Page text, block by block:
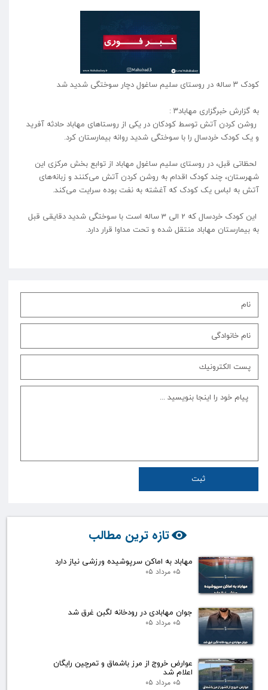
کودک ۳ ساله در روستای سلیم ساغول دچار سوختگی شدید شد
به گزارش خبرگزاری مهاباد۳ :
روشن کردن آتش توسط کودکان در یکی از روستاهای مهاباد حادثه آفرید
و یک کودک خردسال را با سوختگی شدید روانه بیمارستان کرد.
لحظاتی قبل، در روستای سلیم ساغول مهاباد از توابع بخش مرکزی این
شهرستان، چند کودک اقدام به روشن کردن آتش می‌کنند و زبانه‌های
آتش به لباس یک کودک که آغشته به نفت بوده سرایت می‌کند.
این کودک خردسال که 2 الی 3 ساله است با سوختگی شدید دقایقی قبل
به بیمارستان مهاباد منتقل شده و تحت مداوا قرار دارد.
تازه ترین مطالب
مهاباد به اماکن سرپوشیده ورزشی نیاز دارد
۰۵ مرداد ۰۵
جوان مهابادی در رودخانه لگبن غرق شد
۰۵ مرداد ۰۵
عوارض خروج از مرز باشماق و تمرچین رایگان
اعلام شد
۰۵ مرداد ۰۵
ثبت